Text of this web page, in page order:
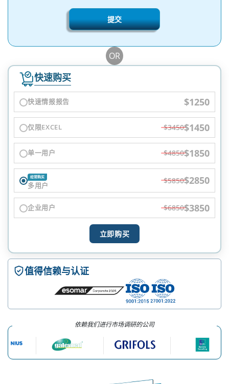
提交
OR
快速购买
快速情报报告 $1250
仅限EXCEL $3450$1450
单一用户 $4850$1850
经常购买
多用户 $5850$2850
企业用户 $6850$3850
立即购买
值得信赖与认证
依赖我们进行市场调研的公司